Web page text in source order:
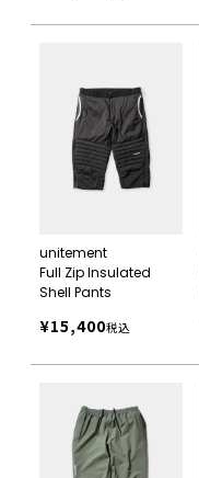
unitement
Full Zip Insulated
Shell Pants
¥15,400税込